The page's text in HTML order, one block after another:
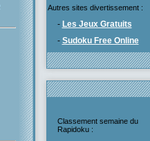
Autres sites divertissement :
- Les Jeux Gratuits
- Sudoku Free Online
Classement semaine du
Rapidoku :